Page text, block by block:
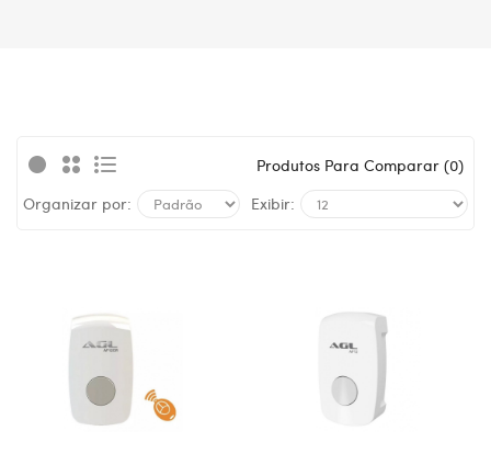
Produtos Para Comparar (0)
Organizar por:
Exibir: